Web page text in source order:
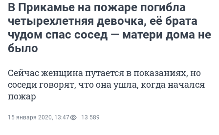
В Прикамье на пожаре погибла
четырехлетняя девочка, её брата
чудом спас сосед — матери дома не
было
Сейчас женщина путается в показаниях, но
соседи говорят, что она ушла, когда начался
пожар
15 января 2020, 13:47 13 589